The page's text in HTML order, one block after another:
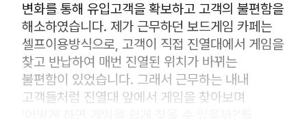
변화를 통해 유입고객을 확보하고 고객의 불편함을
해소하였습니다. 제가 근무하던 보드게임 카페는
셀프이용방식으로, 고객이 직접 진열대에서 게임을
찾고 반납하여 매번 진열된 위치가 바뀌는
불편함이 있었습니다. 그래서 근무하는 내내
고객들처럼 진열대 앞에서 게임을 찾아보며